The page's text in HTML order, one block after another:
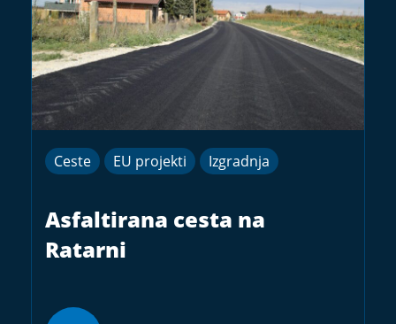
Ceste EU projekti Izgradnja
Asfaltirana cesta na
Ratarni